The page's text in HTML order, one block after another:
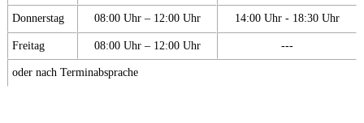
Donnerstag 08:00 Uhr – 12:00 Uhr 14:00 Uhr - 18:30 Uhr
Freitag 08:00 Uhr – 12:00 Uhr ---
oder nach Terminabsprache